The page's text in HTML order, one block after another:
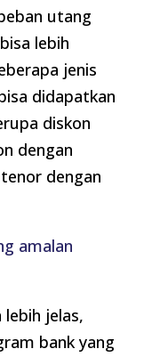
utang
lebih
jenis
didapatkan
diskon
dengan
dengan
amalan
jelas,
bank yang